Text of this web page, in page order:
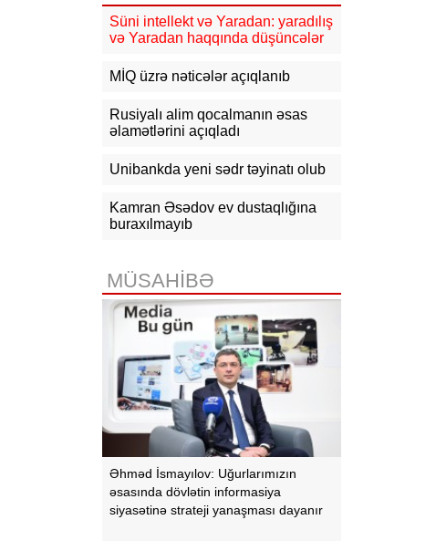
güclənəcək -XƏBƏRDARLIQ
16:10 Jurnalistika ixtisası üzrə
açıqlanıb
15:50 Ədliyyə naziri Lerik rayonunda
vətəndaşları qəbul edib
15:24
Bakının mərkəzində 3
obyektdə və evdə yanğın
zəhərlənib
14:50 Türkiyə, Səudiyyə Ərəbistanı
və Pakistan Məkkə Sazişini
imzalayıb: Üzvlərdən birinə hücum
hamısına hücum sayılacaq
Süni intellekt və Yaradan: yaradılış
və Yaradan haqqında düşüncələr
MİQ üzrə nəticələr açıqlanıb
Rusiyalı alim qocalmanın əsas
əlamətlərini açıqladı
Unibankda yeni sədr təyinatı olub
Kamran Əsədov ev dustaqlığına
buraxılmayıb
MÜSAHİBƏ
Əhməd İsmayılov: Uğurlarımızın
əsasında dövlətin informasiya
siyasətinə strateji yanaşması dayanır